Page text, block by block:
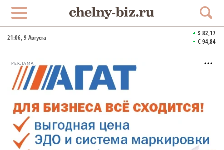
21:07, 9 Августа
$ 82,17
€ 94,84
РЕКЛАМА